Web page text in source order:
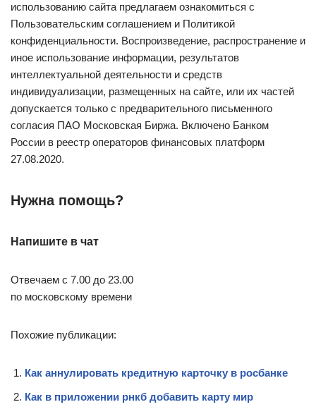
использованию сайта предлагаем ознакомиться с
Пользовательским соглашением и Политикой
конфиденциальности. Воспроизведение, распространение и
иное использование информации, результатов
интеллектуальной деятельности и средств
индивидуализации, размещенных на сайте, или их частей
допускается только с предварительного письменного
согласия ПАО Московская Биржа. Включено Банком
России в реестр операторов финансовых платформ
27.08.2020.
Нужна помощь?
Напишите в чат
Отвечаем с 7.00 до 23.00
по московскому времени
Похожие публикации:
Как аннулировать кредитную карточку в росбанке
Как в приложении рнкб добавить карту мир